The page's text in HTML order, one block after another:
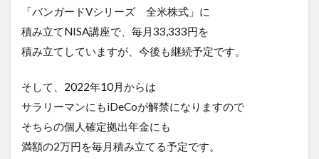
「バンガードVシリーズ 全米株式」に
積み立てNISA講座で、毎月33,333円を
積み立てしていますが、今後も継続予定です。
そして、2022年10月からは
サラリーマンにもiDeCoが解禁になりますので
そちらの個人確定拠出年金にも
満額の2万円を毎月積み立てる予定です。